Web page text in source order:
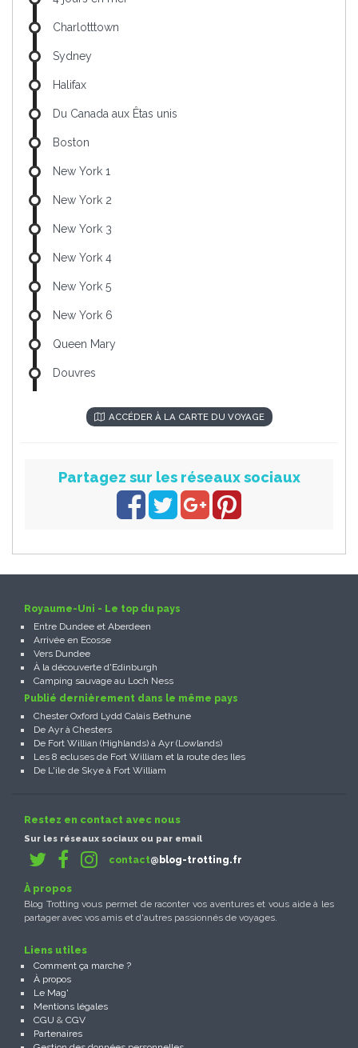
Charlotttown
Sydney
Halifax
Du Canada aux Êtas unis
Boston
New York 1
New York 2
New York 3
New York 4
New York 5
New York 6
Queen Mary
Douvres
ACCÉDER À LA CARTE DU VOYAGE
Partagez sur les réseaux sociaux
Royaume-Uni - Le top du pays
Entre Dundee et Aberdeen
Arrivée en Ecosse
Vers Dundee
À la découverte d'Edinburgh
Camping sauvage au Loch Ness
Publié dernièrement dans le même pays
Chester Oxford Lydd Calais Bethune
De Ayr à Chesters
De Fort Willian (Highlands) à Ayr (Lowlands)
Les 8 ecluses de Fort William et la route des Iles
De L'ile de Skye à Fort William
Restez en contact avec nous
Sur les réseaux sociaux ou par email
contact@blog-trotting.fr
À propos
Blog Trotting vous permet de raconter vos aventures et vous aide à les
partager avec vos amis et d'autres passionnés de voyages.
Liens utiles
Comment ça marche ?
À propos
Le Mag'
Mentions légales
CGU & CGV
Partenaires